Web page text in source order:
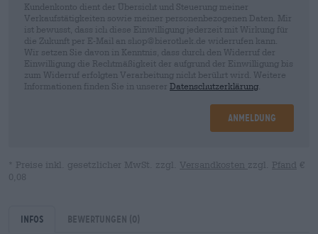
Kundenkonto dient der Übersicht und Steuerung meiner
Verkaufstätigkeiten sowie meiner personenbezogenen Daten. Mir
ist bewusst, dass ich diese Einwilligung jederzeit mit Wirkung für
die Zukunft per E-Mail an shop@bierothek.de widerrufen kann.
Wir setzen Sie davon in Kenntnis, dass durch den Widerruf der
Einwilligung die Rechtmäßigkeit der aufgrund der Einwilligung bis
zum Widerruf erfolgten Verarbeitung nicht berührt wird. Weitere
Informationen finden Sie in unserer Datenschutzerklärung
Anmeldung
* Preise inkl. gesetzlicher MwSt. zzgl. Versandkosten zzgl. Pfand €
0,08
Infos Bewertungen (0)